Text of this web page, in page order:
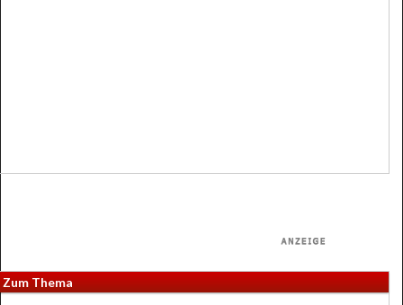
Zum Thema